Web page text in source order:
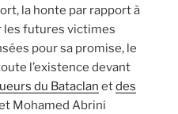
la honte par rapport à
les futures victimes
pour sa promise, le
l’existence devant
du Bataclan etdes
Mohamed Abrini